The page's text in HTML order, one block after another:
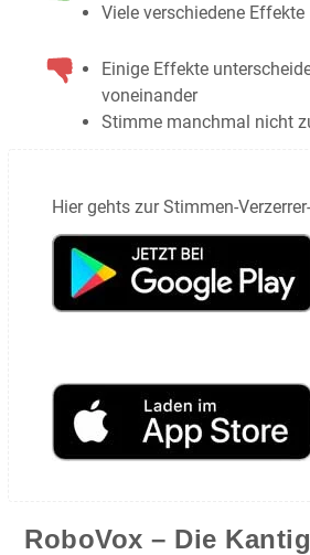
Viele verschiedene Effekte
Einige Effekte
voneinander
Stimme manchmal nicht
Hier gehts zur Stimmen-
RoboVox – Die